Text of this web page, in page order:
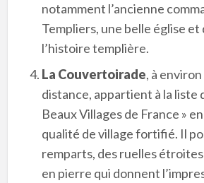
notamment l’ancienne
Templiers, une belle église et
l’histoire templière.
La Couvertoirade, à
distance, appartient à la liste
Beaux Villages de France »
qualité de village fortifié. Il
remparts, des ruelles
en pierre qui donnent